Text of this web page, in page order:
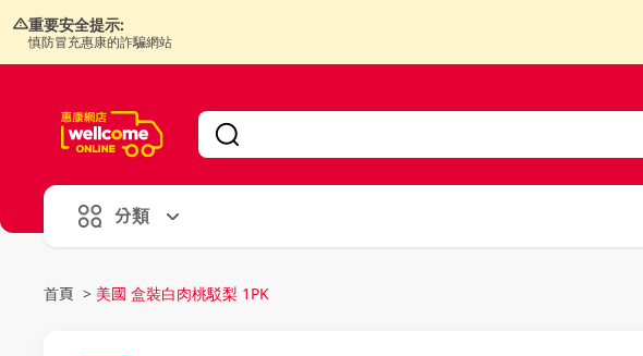
重要安全提示:
慎防冒充惠康的詐騙網站
分類
首頁 > 美國 盒裝白肉桃駁梨 1PK